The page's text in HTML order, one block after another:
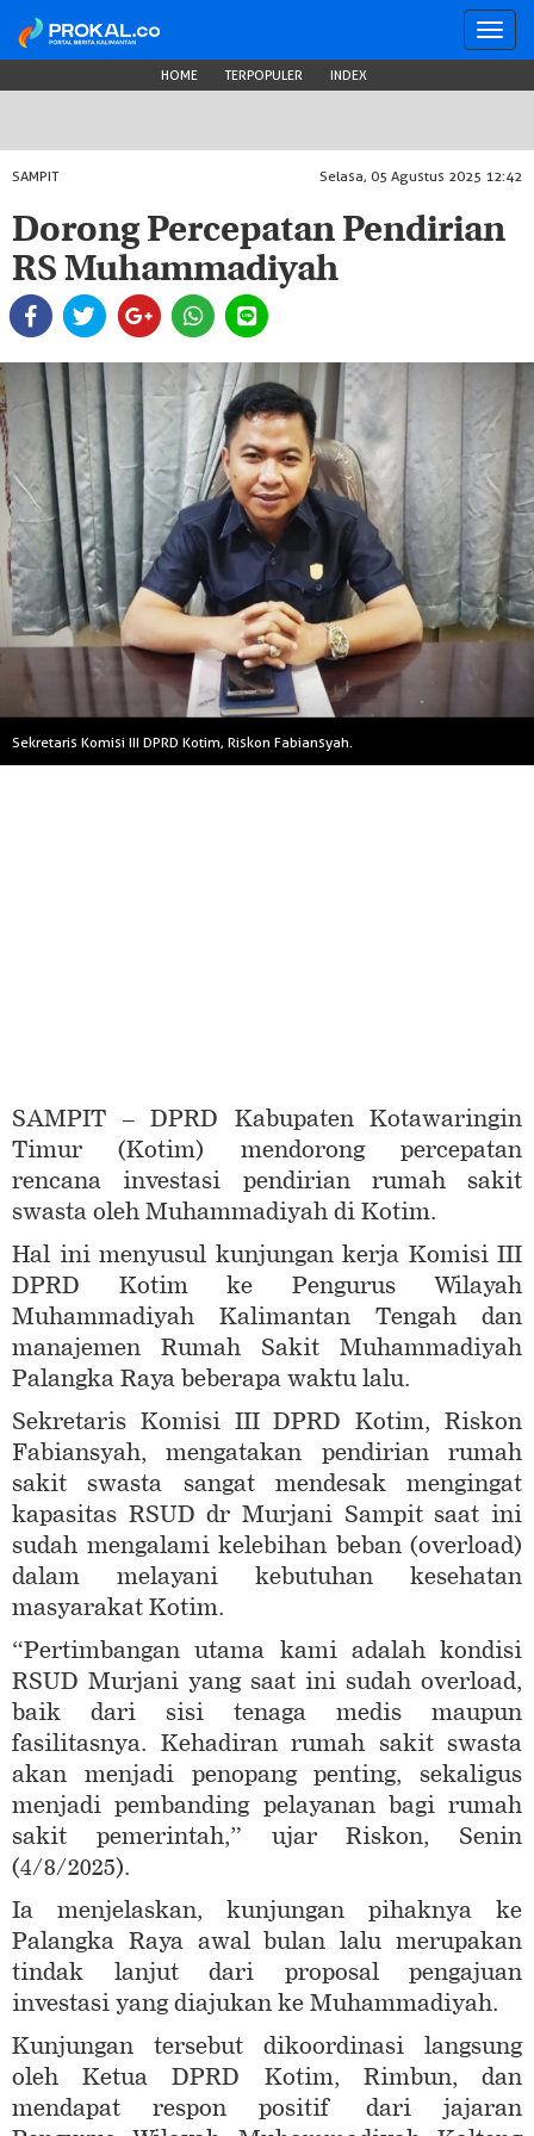
HOME TERPOPULER INDEX
SAMPIT Selasa, 05 Agustus 2025 12:42
Dorong Percepatan Pendirian
RS Muhammadiyah
Sekretaris Komisi III DPRD Kotim, Riskon Fabiansyah.
SAMPIT – DPRD Kabupaten Kotawaringin
Timur (Kotim) mendorong percepatan
rencana investasi pendirian rumah sakit
swasta oleh Muhammadiyah di Kotim.
Hal ini menyusul kunjungan kerja Komisi III
DPRD Kotim ke Pengurus Wilayah
Muhammadiyah Kalimantan Tengah dan
manajemen Rumah Sakit Muhammadiyah
Palangka Raya beberapa waktu lalu.
Sekretaris Komisi III DPRD Kotim, Riskon
Fabiansyah, mengatakan pendirian rumah
sakit swasta sangat mendesak mengingat
kapasitas RSUD dr Murjani Sampit saat ini
sudah mengalami kelebihan beban (overload)
dalam melayani kebutuhan kesehatan
masyarakat Kotim.
“Pertimbangan utama kami adalah kondisi
RSUD Murjani yang saat ini sudah overload,
baik dari sisi tenaga medis maupun
fasilitasnya. Kehadiran rumah sakit swasta
akan menjadi penopang penting, sekaligus
menjadi pembanding pelayanan bagi rumah
sakit pemerintah,” ujar Riskon, Senin
(4/8/2025).
Ia menjelaskan, kunjungan pihaknya ke
Palangka Raya awal bulan lalu merupakan
tindak lanjut dari proposal pengajuan
investasi yang diajukan ke Muhammadiyah.
Kunjungan tersebut dikoordinasi langsung
oleh Ketua DPRD Kotim, Rimbun, dan
mendapat respon positif dari jajaran